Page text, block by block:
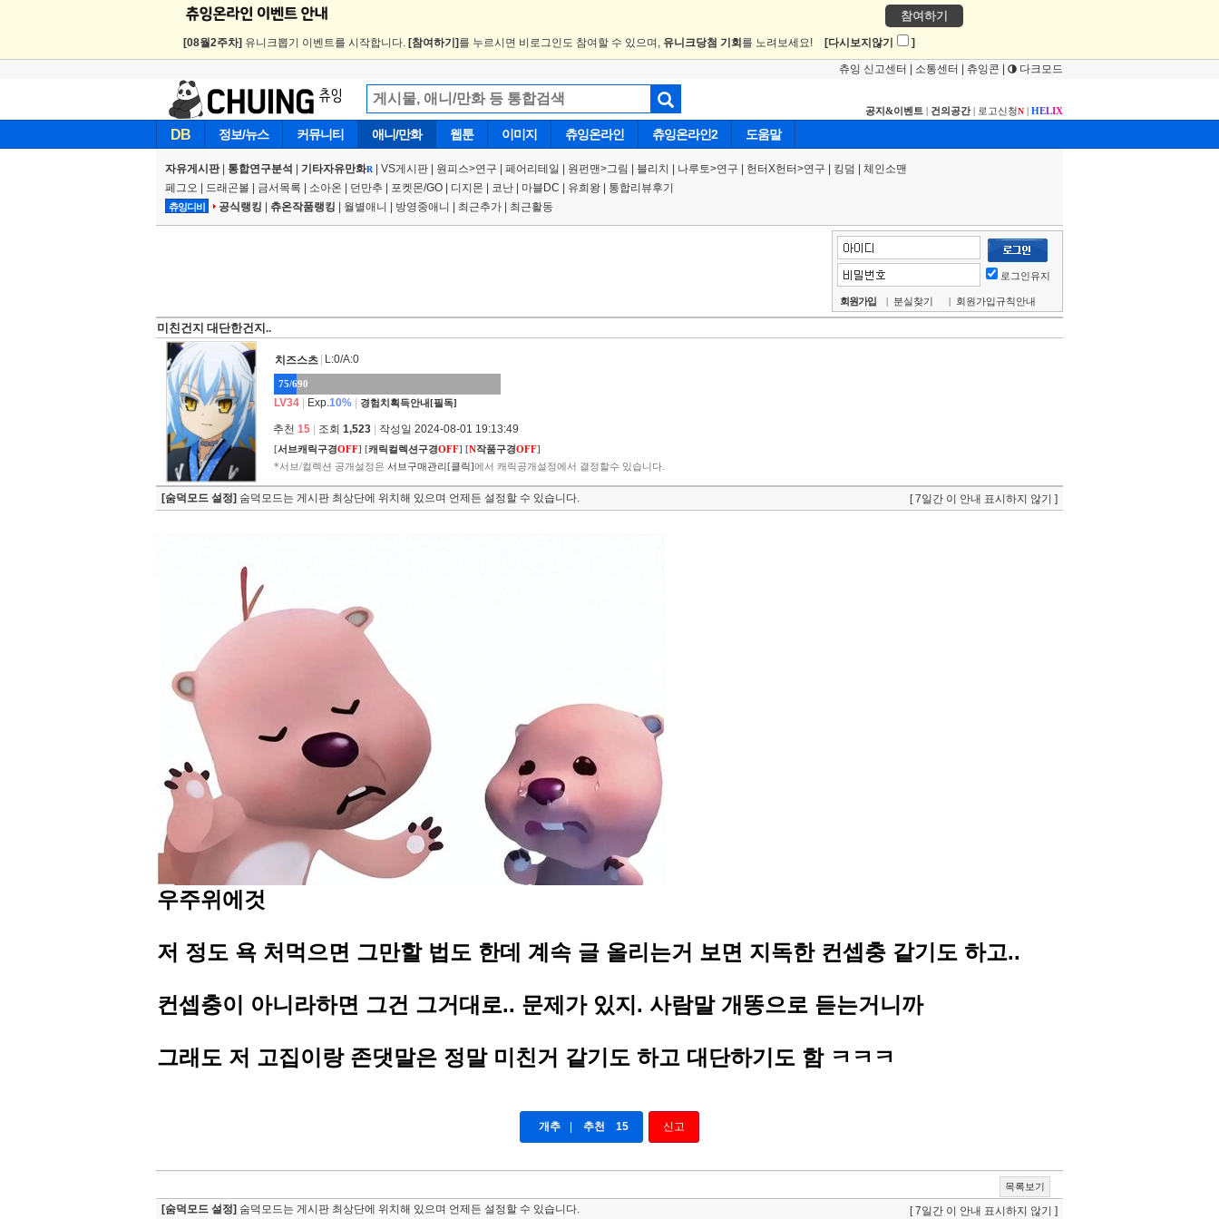
참여하기
[08월2주차] 유니크뽑기 이벤트를 시작합니다. [참여하기] 를 누르시면 비로그인도 참여할 수 있으며, 유니크당첨 기회 를 노려보세요! [다시보지않기 ]
츄잉 신고센터 소통센터 츄잉콘 다크모드
공지&이벤트 | 건의공간| 로고신청N | HELIX
DB 정보/뉴스 커뮤니티 애니/만화 웹툰 이미지 츄잉온라인 츄잉온라인2 도움말
자유게시판| 통합연구분석 기타자유만화R| VS게시판 원피스>연구 페어리테일 | 원펀맨>그림 블리치 나루토>연구 헌터X헌터>연구 킹덤
체인소맨
페그오
드래곤볼 금서목록 소아온 던만추 포켓몬/GO 디지몬 코난 마블DC 유희왕 통합리뷰후기
츄잉디비 공식랭킹 츄온작품랭킹 월별애니 방영중애니 최근추가 최근활동
로그인유지
회원가입 | 분실찾기 | 회원가입규칙안내
미친건지 대단한건지..
치즈스츠 L:0/A:0
75/690
LV34 Exp.10% 경험치획득안내[필독]
추천 15 조회 1,523 작성일 2024-08-01 19:13:49
[서브캐릭구경OFF] [캐릭컬렉션구경OFF] [N작품구경OFF]
*서브/컬렉션 공개설정은 서브구매관리[클릭]에서 캐릭공개설정에서 결정할수 있습니다.
[숨덕모드 설정] 숨덕모드는 게시판 최상단에 위치해 있으며 언제든 설정할 수 있습니다. [ 7일간 이 안내 표시하지 않기 ]
우주위에것
저 정도 욕 처먹으면 그만할 법도 한데 계속 글 올리는거 보면 지독한 컨셉충 같기도 하고..
컨셉충이 아니라하면 그건 그거대로.. 문제가 있지. 사람말 개똥으로 듣는거니까
그래도 저 고집이랑 존댓말은 정말 미친거 같기도 하고 대단하기도 함 ㅋㅋㅋ
개추 추천 15 신고
목록보기
[숨덕모드 설정] 숨덕모드는 게시판 최상단에 위치해 있으며 언제든 설정할 수 있습니다. [ 7일간 이 안내 표시하지 않기 ]